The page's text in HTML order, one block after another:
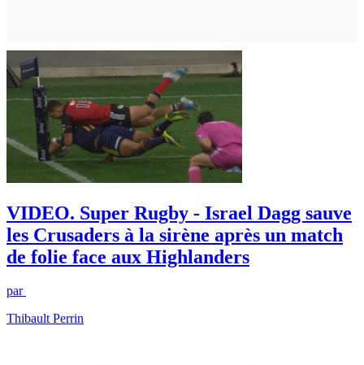
VIDEO. Super Rugby - Israel Dagg sauve
les Crusaders à la sirène après un match
de folie face aux Highlanders
par
Thibault Perrin